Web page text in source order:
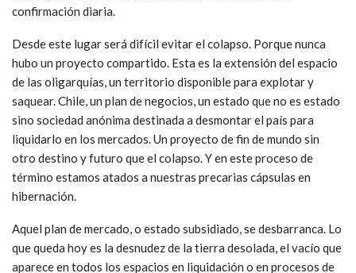
confirmación diaria.
Desde este lugar será difícil evitar el colapso. Porque nunca
hubo un proyecto compartido. Esta es la extensión del espacio
de las oligarquías, un territorio disponible para explotar y
saquear. Chile, un plan de negocios, un estado que no es estado
sino sociedad anónima destinada a desmontar el país para
liquidarlo en los mercados. Un proyecto de fin de mundo sin
otro destino y futuro que el colapso. Y en este proceso de
término estamos atados a nuestras precarias cápsulas en
hibernación.
Aquel plan de mercado, o estado subsidiado, se desbarranca. Lo
que queda hoy es la desnudez de la tierra desolada, el vacío que
aparece en todos los espacios en liquidación o en procesos de